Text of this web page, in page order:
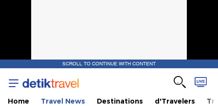
SCROLL TO CONTINUE WITH CONTENT
Home Travel News Destinations d'Travelers